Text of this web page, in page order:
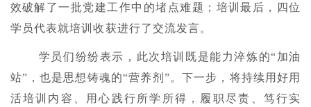
效破解了一批党建工作中的堵点难题；培训最后，四位
学员代表就培训收获进行了交流发言。
学员们纷纷表示，此次培训既是能力淬炼的“加油
站”，也是思想铸魂的“营养剂”。下一步，将持续用好用
活培训内容、用心践行所学所得，履职尽责、笃行实